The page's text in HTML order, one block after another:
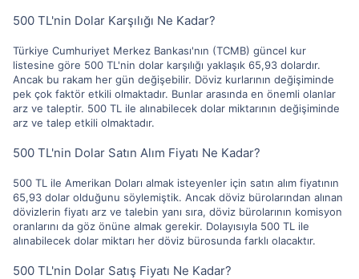
500 TL'nin Dolar Karşılığı Ne Kadar?
Türkiye Cumhuriyet Merkez Bankası'nın (TCMB) güncel kur
listesine göre 500 TL'nin dolar karşılığı yaklaşık 65,93 dolardır.
Ancak bu rakam her gün değişebilir. Döviz kurlarının değişiminde
pek çok faktör etkili olmaktadır. Bunlar arasında en önemli olanlar
arz ve taleptir. 500 TL ile alınabilecek dolar miktarının değişiminde
arz ve talep etkili olmaktadır.
500 TL'nin Dolar Satın Alım Fiyatı Ne Kadar?
500 TL ile Amerikan Doları almak isteyenler için satın alım fiyatının
65,93 dolar olduğunu söylemiştik. Ancak döviz bürolarından alınan
dövizlerin fiyatı arz ve talebin yanı sıra, döviz bürolarının komisyon
oranlarını da göz önüne almak gerekir. Dolayısıyla 500 TL ile
alınabilecek dolar miktarı her döviz bürosunda farklı olacaktır.
500 TL'nin Dolar Satış Fiyatı Ne Kadar?